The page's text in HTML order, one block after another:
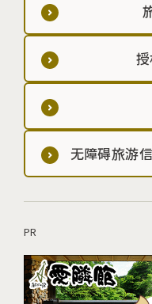
无障碍旅游
PR